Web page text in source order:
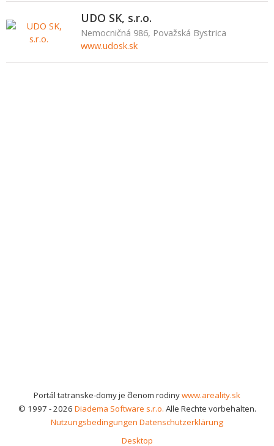
UDO SK, s.r.o.
Nemocničná 986, Považská Bystrica
www.udosk.sk
Portál tatranske-domy je členom rodinywww.areality.sk
© 1997 - 2026 Diadema Software s.r.o. Alle Rechte vorbehalten.
Nutzungsbedingungen Datenschutzerklärung
Desktop